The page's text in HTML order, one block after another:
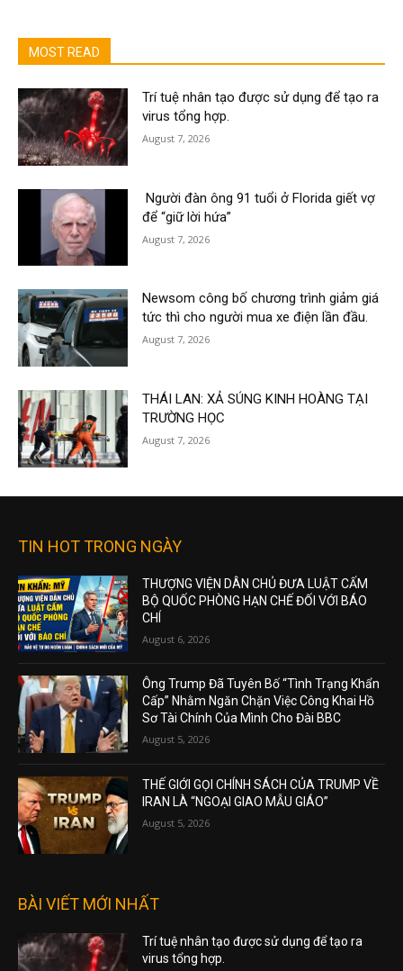
MOST READ
Trí tuệ nhân tạo được sử dụng để tạo ra
virus tổng hợp.
August 7, 2026
Người đàn ông 91 tuổi ở Florida giết vợ
để “giữ lời hứa”
August 7, 2026
Newsom công bố chương trình giảm giá
tức thì cho người mua xe điện lần đầu.
August 7, 2026
THÁI LAN: XẢ SÚNG KINH HOÀNG TẠI
TRƯỜNG HỌC
August 7, 2026
TIN HOT TRONG NGÀY
THƯỢNG VIỆN DÂN CHỦ ĐƯA LUẬT CẤM
BỘ QUỐC PHÒNG HẠN CHẾ ĐỐI VỚI BÁO
CHÍ
August 6, 2026
Ông Trump Đã Tuyên Bố “Tình Trạng Khẩn
Cấp” Nhằm Ngăn Chặn Việc Công Khai Hồ
Sơ Tài Chính Của Mình Cho Đài BBC
August 5, 2026
THẾ GIỚI GỌI CHÍNH SÁCH CỦA TRUMP VỀ
IRAN LÀ “NGOẠI GIAO MẪU GIÁO”
August 5, 2026
BÀI VIẾT MỚI NHẤT
Trí tuệ nhân tạo được sử dụng để tạo ra
virus tổng hợp.